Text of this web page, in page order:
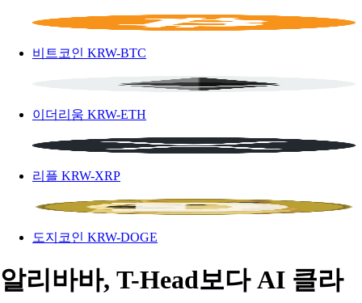
비트코인 KRW-BTC
이더리움 KRW-ETH
리플 KRW-XRP
도지코인 KRW-DOGE
알리바바, T-Head보다 AI 클라